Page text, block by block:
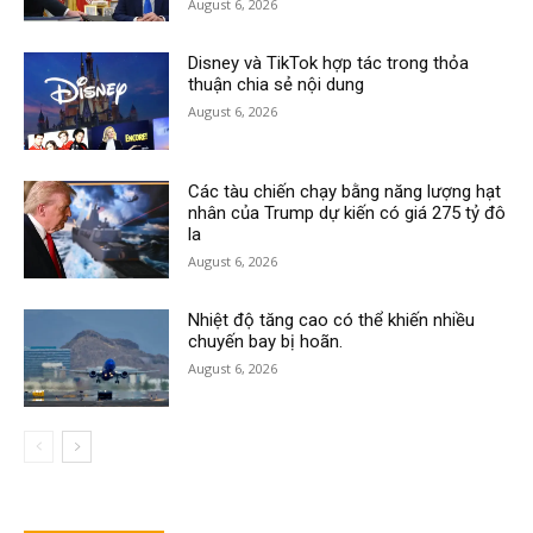
August 6, 2026
Disney và TikTok hợp tác trong thỏa
thuận chia sẻ nội dung
August 6, 2026
Các tàu chiến chạy bằng năng lượng hạt
nhân của Trump dự kiến có giá 275 tỷ đô
la
August 6, 2026
Nhiệt độ tăng cao có thể khiến nhiều
chuyến bay bị hoãn.
August 6, 2026